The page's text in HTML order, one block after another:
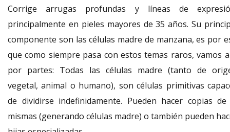
Corrige arrugas profundas y líneas de
principalmente en pieles mayores de 35 años. Su
componente son las células madre de manzana, es por
que como siempre pasa con estos temas raros, vamos
por partes: Todas las células madre (tanto de
vegetal, animal o humano), son células primitivas
de dividirse indefinidamente. Pueden hacer copias
mismas (generando células madre) o también pueden